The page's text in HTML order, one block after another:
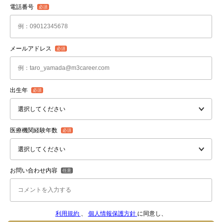
電話番号
メールアドレス
出生年
医療機関経験年数
お問い合わせ内容
利用規約 、 個人情報保護方針 に同意し、